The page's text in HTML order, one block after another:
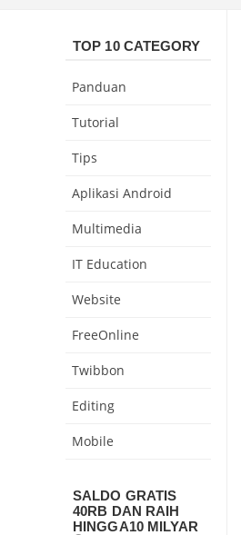
TOP 10 CATEGORY
Panduan
Tutorial
Tips
Aplikasi Android
Multimedia
IT Education
Website
FreeOnline
Twibbon
Editing
Mobile
SALDO GRATIS
40RB DAN RAIH
HINGGA10 MILYAR